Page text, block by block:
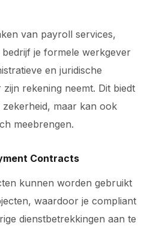
van payroll services,
je formele werkgever
en juridische
rekening neemt. Dit biedt
maar kan ook
meebrengen.
Contracts
kunnen worden gebruikt
waardoor je compliant
dienstbetrekkingen aan te